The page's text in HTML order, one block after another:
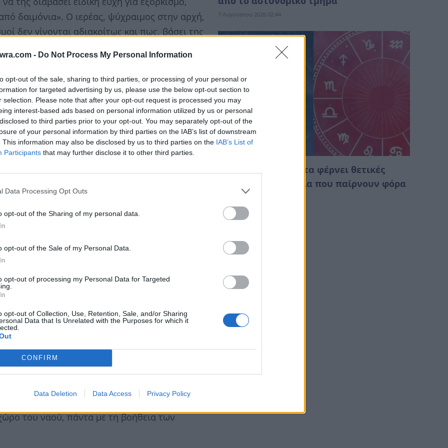
- Do Not Process My Personal Information
opt-out of the sale, sharing to third parties, or processing of your personal or
for targeted advertising by us, please use the below opt-out section to
selection. Please note that after your opt-out request is processed you may
interest-based ads based on personal information utilized by us or personal
to third parties prior to your opt-out. You may separately opt-out of the
of your personal information by third parties on the IAB’s list of downstream
This information may also be disclosed by us to third parties on the IAB’s List of
Participants that may further disclose it to other third parties.
Data Processing Opt Outs
opt-out of the Sharing of my personal data.
opt-out of the Sale of my Personal Data.
opt-out of processing my Personal Data for Targeted
opt-out of Collection, Use, Retention, Sale, and/or Sharing
Data that Is Unrelated with the Purposes for which it
CONFIRM
Data Deletion Data Access Privacy Policy
δαιμόνια». Ο ιερέας, ψύχραιμος στην αρχή,
δεν γίνονται αδιακρίτως και πως, βάσει της
η οποία άρχισε να υψώνει τη φωνή
καθήκοντός του. «Δεν κάνεις αυτό που λέει
τραβώντας την προσοχή των
και νεωκόροι
καθώς η γυναίκα φέρεται να
εκείνος να κάνει ένα βήμα πίσω και να
το χειρότερο, καθώς υπήρξε φόβος ακόμα
του ναού, πάντα με τη βοήθεια των
7 Αυγούστου 2026 02:44
Ο Ερμής στον Λέοντα φέρνει θετικές
εξελίξεις: Τα 4 ζώδια που παίρνουν φόρα
τον Αύγουστο
7 Αυγούστου 2026 02:10